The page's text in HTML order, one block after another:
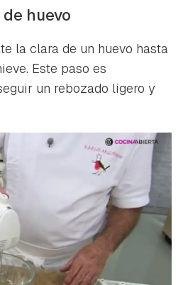
huevo
la clara de un huevo hasta
Este paso es
un rebozado ligero y